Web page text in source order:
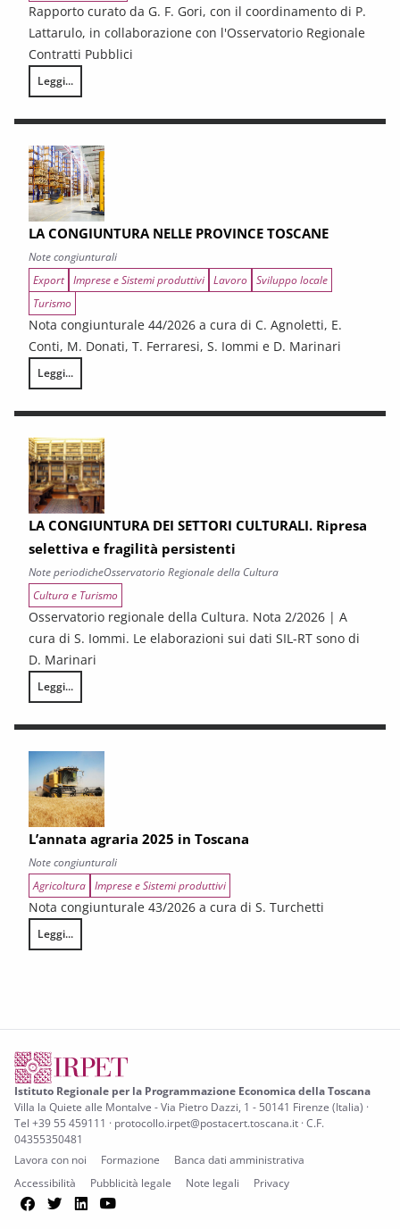
Rapporto curato da G. F. Gori, con il coordinamento di P.
Lattarulo, in collaborazione con l'Osservatorio Regionale
Contratti Pubblici
Leggi...
I CONTRATTI PUBBLICI AL TERMINE DEL PNRR – Andamento
LA CONGIUNTURA NELLE PROVINCE TOSCANE
Note congiunturali
Export Imprese e Sistemi produttivi Lavoro Sviluppo locale
Turismo
Nota congiunturale 44/2026 a cura di C. Agnoletti, E.
Conti, M. Donati, T. Ferraresi, S. Iommi e D. Marinari
Leggi...
LA CONGIUNTURA NELLE PROVINCE TOSCANE
LA CONGIUNTURA DEI SETTORI CULTURALI. Ripresa
selettiva e fragilità persistenti
Note periodicheOsservatorio Regionale della Cultura
Cultura e Turismo
Osservatorio regionale della Cultura. Nota 2/2026 | A
cura di S. Iommi. Le elaborazioni sui dati SIL-RT sono di
D. Marinari
Leggi...
LA CONGIUNTURA DEI SETTORI CULTURALI. Ripresa selettiva e
L’annata agraria 2025 in Toscana
Note congiunturali
Agricoltura Imprese e Sistemi produttivi
Nota congiunturale 43/2026 a cura di S. Turchetti
Leggi...
L’annata agraria 2025 in Toscana
Istituto Regionale per la Programmazione Economica della Toscana
Villa la Quiete alle Montalve - Via Pietro Dazzi, 1 - 50141 Firenze (Italia) ·
Tel +39 55 459111 · protocollo.irpet@postacert.toscana.it · C.F.
04355350481
Lavora con noi
Formazione
Banca dati amministrativa
Accessibilità
Pubblicità legale Note legali Privacy
Facebook
TwitterLinkedIn